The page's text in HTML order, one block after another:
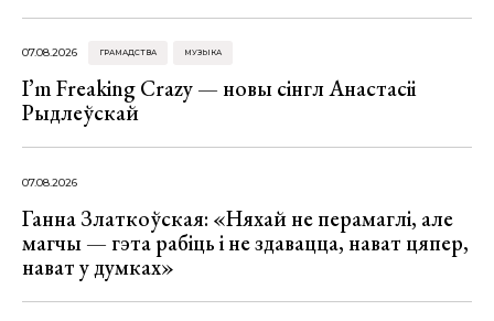
07.08.2026 ГРАМАДСТВА МУЗЫКА
I’m Freaking Crazy — новы сінгл Анастасіі
Рыдлеўскай
07.08.2026
Ганна Златкоўская: «Няхай не перамаглі, але
магчы — гэта рабіць і не здавацца, нават цяпер,
нават у думках»